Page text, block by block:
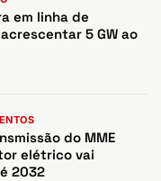
em linha de
5 GW ao
do MME
elétrico vai
2032